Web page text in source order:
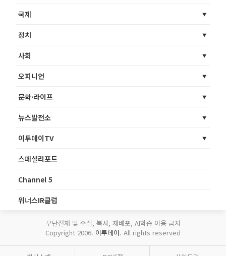
국제
정치
사회
오피니언
문화·라이프
뉴스발전소
이투데이TV
스페셜리포트
Channel 5
위너스IR클럽
무단전재 및 수집, 복사, 재배포, AI학습 이용 금지
Copyright 2006. 이투데이. All rights reserved